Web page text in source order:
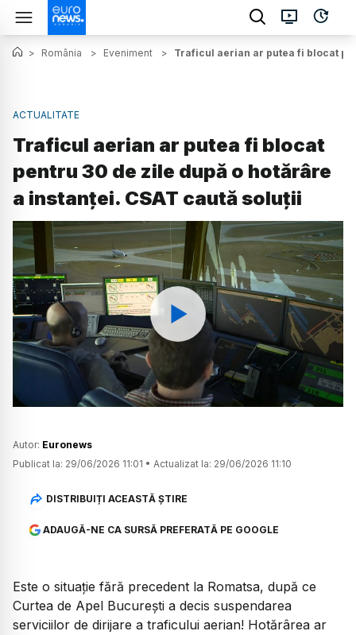
> România > Eveniment > Traficul aerian ar putea fi blocat
ACTUALITATE
Traficul aerian ar putea fi blocat
pentru 30 de zile după o hotărâre
a instanței. CSAT caută soluții
Watch
Autor: Euronews
Publicat la: 29/06/2026 11:01 • Actualizat la: 29/06/2026 11:10
DISTRIBUIȚI ACEASTĂ ȘTIRE
ADAUGĂ-NE CA SURSĂ PREFERATĂ PE GOOGLE
Este o situație fără precedent la Romatsa, după ce
Curtea de Apel București a decis suspendarea
serviciilor de dirijare a traficului aerian! Hotărârea ar